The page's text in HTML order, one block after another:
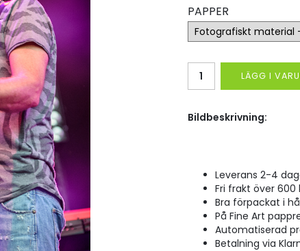
PAPPER
LÄGG I
Bildbeskrivning:
Leverans 2-4
Fri frakt över 600
Bra förpackat i
På Fine Art
Automatiserad
Betalning via